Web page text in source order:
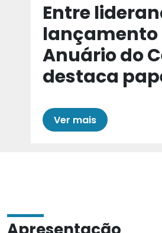
Entre
lançamento
Anuário do
destaca
Ver mais